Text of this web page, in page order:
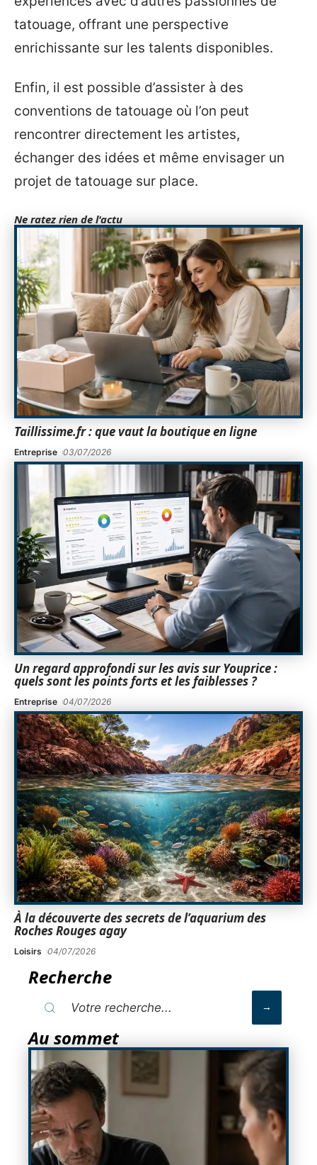
tatouage, offrant une perspective
enrichissante sur les talents disponibles.
Enfin, il est possible d’assister à des
conventions de tatouage où l’on peut
rencontrer directement les artistes,
échanger des idées et même envisager un
projet de tatouage sur place.
Ne ratez rien de l'actu
Taillissime.fr : que vaut la boutique en ligne
Entreprise 03/07/2026
Un regard approfondi sur les avis sur Youprice :
quels sont les points forts et les faiblesses ?
Entreprise 04/07/2026
À la découverte des secrets de l’aquarium des
Roches Rouges agay
Loisirs 04/07/2026
Recherche
Au sommet